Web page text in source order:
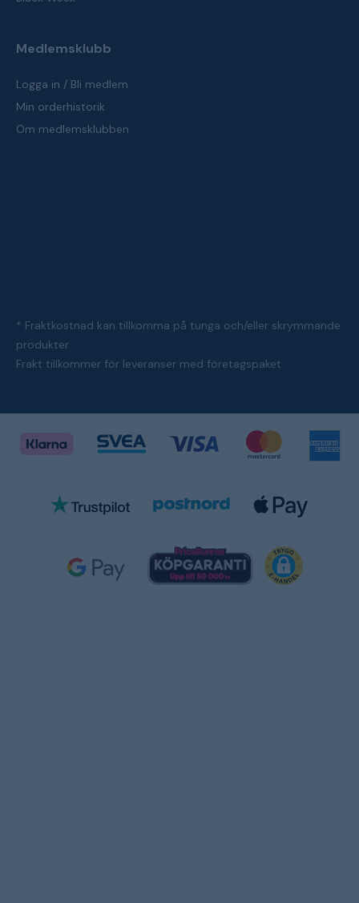
Medlemsklubb
Logga in / Bli medlem
Min orderhistorik
Om medlemsklubben
* Fraktkostnad kan tillkomma på tunga och/eller skrymmande
produkter
Frakt tillkommer för leveranser med företagspaket